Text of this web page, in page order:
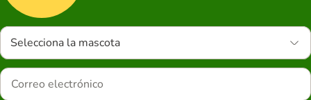
Selecciona la mascota